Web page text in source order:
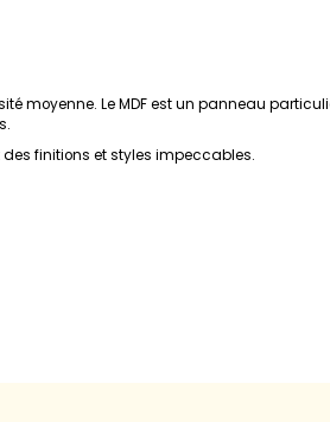
moyenne. Le MDF est un panneau
finitions et styles impeccables.